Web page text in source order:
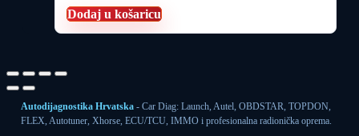
Dodaj u košaricu
Autodijagnostika Hrvatska - Car Diag: Launch, Autel, OBDSTAR, TOPDON,
FLEX, Autotuner, Xhorse, ECU/TCU, IMMO i profesionalna radionička oprema.